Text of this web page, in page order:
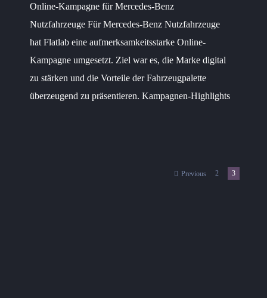
Online-Kampagne für Mercedes-Benz
Nutzfahrzeuge Für Mercedes-Benz Nutzfahrzeuge
hat Flatlab eine aufmerksamkeitsstarke Online-
Kampagne umgesetzt. Ziel war es, die Marke digital
zu stärken und die Vorteile der Fahrzeugpalette
überzeugend zu präsentieren. Kampagnen-Highlights
Previous 2 3